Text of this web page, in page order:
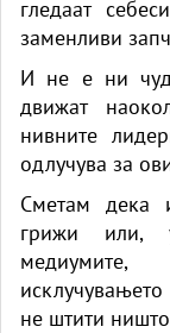
гледаат
заменливи
И не е ни
движат
нивните
одлучува за
Сметам дека
грижи или,
не штити